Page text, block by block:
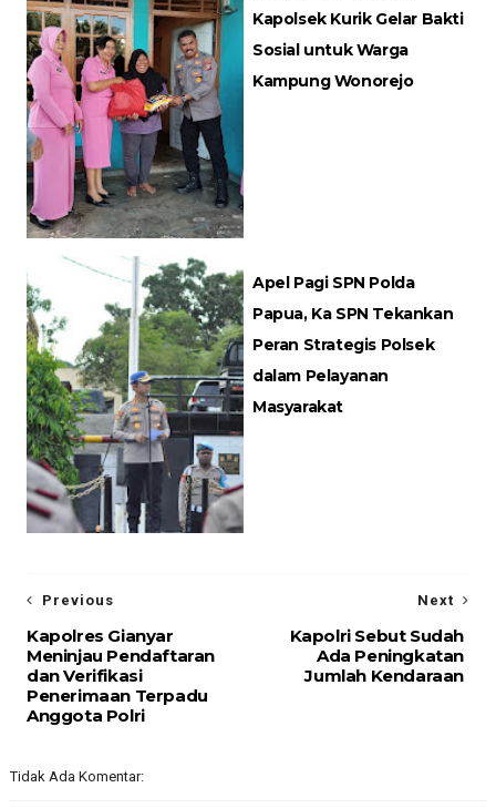
Kapolsek Kurik Gelar Bakti
Sosial untuk Warga
Kampung Wonorejo
Apel Pagi SPN Polda
Papua, Ka SPN Tekankan
Peran Strategis Polsek
dalam Pelayanan
Masyarakat
Next
Kapolri Sebut Sudah
Ada Peningkatan
Jumlah Kendaraan
Previous
Kapolres Gianyar
Meninjau Pendaftaran
dan Verifikasi
Penerimaan Terpadu
Anggota Polri
Tidak Ada Komentar: